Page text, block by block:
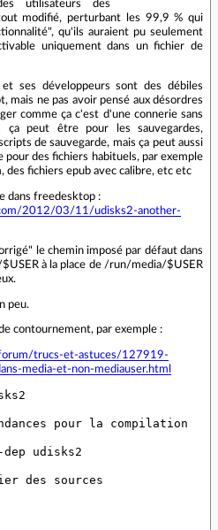
utilisateurs des
modifié, perturbant les 99,9 % qui
qu'ils auraient pu seulement
uniquement dans un fichier de
ses développeurs sont des débiles
mais ne pas avoir pensé aux désordres
comme ça c'est d'une connerie sans
ça peut être pour les sauvegardes,
de sauvegarde, mais ça peut aussi
des fichiers habituels, par exemple
des fichiers epub avec calibre, etc etc
dans freedesktop :
2012/03/11/udisks2-another-
le chemin imposé par défaut dans
à la place de /run/media/$USER
peu.
contournement, par exemple :
trucs-et-astuces/127919-
media-et-non-mediauser.html
pour la compilation
udisks2
des sources